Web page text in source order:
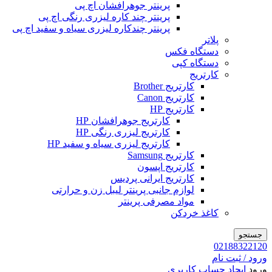
پرینتر جوهرافشان اچ پی
پرینتر چند کاره لیزری رنگی اچ پی
پرینتر چندکاره لیزری سیاه و سفید اچ پی
پلاتر
دستگاه فکس
دستگاه کپی
کارتریج
کارتریج Brother
کارتریج Canon
کارتریج HP
کارتریج جوهرافشان HP
کارتریج لیزری رنگی HP
کارتریج لیزری سیاه و سفید HP
کارتریج Samsung
کارتریج اپسون
کارتریج ایرانی پردیس
لوازم جانبی پرینتر لیبل زن و حرارتی
مواد مصرفی پرینتر
کاغذ خردکن
جستجو
02188322120
ورود / ثبت نام
ورود ایجاد حساب کاربری